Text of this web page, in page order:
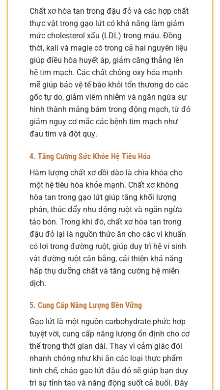
Chất xơ hòa tan trong đậu đỏ và các hợp chất
thực vật trong gạo lứt có khả năng làm giảm
mức cholesterol xấu (LDL) trong máu. Đồng
thời, kali và magie có trong cả hai nguyên liệu
giúp điều hòa huyết áp, giảm căng thẳng lên
hệ tim mạch. Các chất chống oxy hóa mạnh
mẽ giúp bảo vệ tế bào khỏi tổn thương do các
gốc tự do, giảm viêm nhiễm và ngăn ngừa sự
hình thành mảng bám trong động mạch, từ đó
giảm nguy cơ mắc các bệnh tim mạch như
đau tim và đột quỵ.
4. Tăng Cường Sức Khỏe Hệ Tiêu Hóa
Hàm lượng chất xơ dồi dào là chìa khóa cho
một hệ tiêu hóa khỏe mạnh. Chất xơ không
hòa tan trong gạo lứt giúp tăng khối lượng
phân, thúc đẩy nhu động ruột và ngăn ngừa
táo bón. Trong khi đó, chất xơ hòa tan trong
đậu đỏ lại là nguồn thức ăn cho các vi khuẩn
có lợi trong đường ruột, giúp duy trì hệ vi sinh
vật đường ruột cân bằng, cải thiện khả năng
hấp thụ dưỡng chất và tăng cường hệ miễn
dịch.
5. Cung Cấp Năng Lượng Bền Vững
Gạo lứt là một nguồn carbohydrate phức hợp
tuyệt vời, cung cấp năng lượng ổn định cho cơ
thể trong thời gian dài. Thay vì cảm giác đói
nhanh chóng như khi ăn các loại thực phẩm
tinh chế, cháo gạo lứt đậu đỏ sẽ giúp bạn duy
trì sự tỉnh táo và năng động suốt cả buổi. Đây